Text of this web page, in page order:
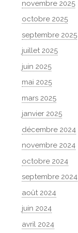
novembre 2025
octobre 2025
septembre 2025
juillet 2025
juin 2025
mai 2025
mars 2025
janvier 2025
décembre 2024
novembre 2024
octobre 2024
septembre 2024
août 2024
juin 2024
avril 2024